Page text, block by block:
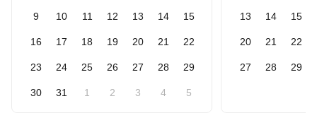
9 10 11 12 13 14 15
16 17 18 19 20 21 22
23 24 25 26 27 28 29
30 31 1 2 3 4 5
13 14 15
20 21 22
27 28 29